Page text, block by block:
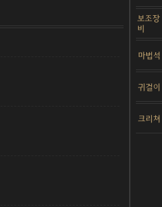
보조장
비
마법석
귀걸이
크리쳐